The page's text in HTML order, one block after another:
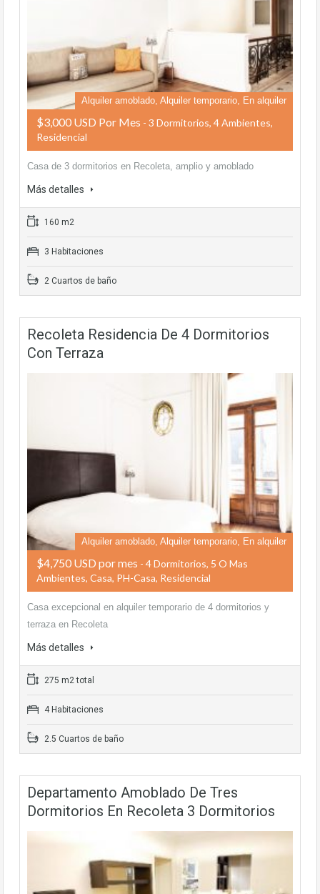
Alquiler amoblado, Alquiler temporario, En alquiler
$3,000 USD Por Mes - 3 Dormitorios, 4 Ambientes,
Residencial
Casa de 3 dormitorios en Recoleta, amplio y amoblado
Más detalles
160 m2
3 Habitaciones
2 Cuartos de baño
Recoleta Residencia De 4 Dormitorios
Con Terraza
Alquiler amoblado, Alquiler temporario, En alquiler
$4,750 USD por mes - 4 Dormitorios, 5 O Mas
Ambientes, Casa, PH-Casa, Residencial
Casa excepcional en alquiler temporario de 4 dormitorios y
terraza en Recoleta
Más detalles
275 m2 total
4 Habitaciones
2.5 Cuartos de baño
Departamento Amoblado De Tres
Dormitorios En Recoleta 3 Dormitorios